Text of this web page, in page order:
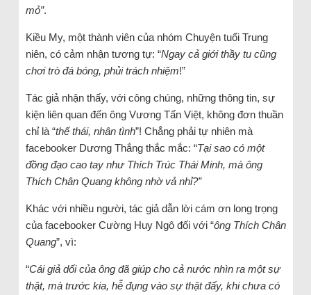
mỏ”.
Kiều My, một thành viên của nhóm Chuyện tuổi Trung
niên, có cảm nhận tương tự: “Ngay cả giới thầy tu cũng
chơi trò đá bóng, phủi trách nhiệm!”
Tác giả nhận thấy, với công chúng, những thông tin, sự
kiện liên quan đến ông Vương Tấn Việt, không đơn thuần
chỉ là “thế thái, nhân tình”! Chẳng phải tự nhiên mà
facebooker Dương Thắng thắc mắc: “Tại sao có một
đồng đạo cao tay như Thích Trúc Thái Minh, mà ông
Thích Chân Quang không nhờ vả nhỉ?”
Khác với nhiều người, tác giả dẫn lời cám ơn long trọng
của facebooker Cường Huy Ngô đối với “ông Thích Chân
Quang”, vì:
“Cái giả dối của ông đã giúp cho cả nước nhìn ra một sự
thật, mà trước kia, hễ đụng vào sự thật đấy, khi chưa có